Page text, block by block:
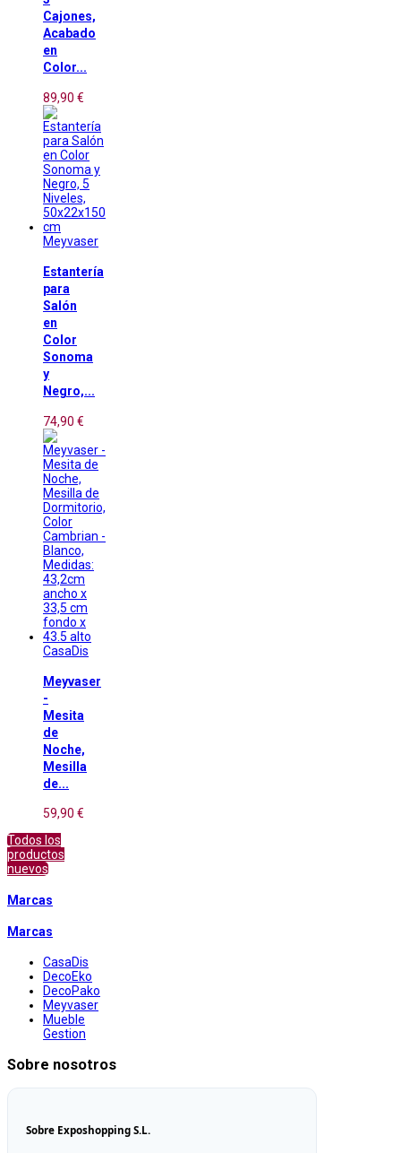
Cajones,
Acabado
en
Color...
89,90 €
Meyvaser
Estantería
para
Salón
en
Color
Sonoma
y
Negro,...
74,90 €
CasaDis
Meyvaser
-
Mesita
de
Noche,
Mesilla
de...
59,90 €
Todos los
productos
nuevos
Marcas
Marcas
CasaDis
DecoEko
DecoPako
Meyvaser
Mueble
Gestion
Sobre nosotros
Sobre Exposhopping S.L.